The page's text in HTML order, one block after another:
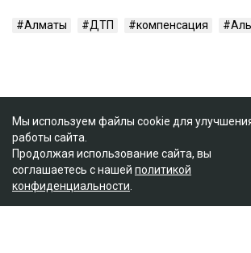
Алматы ДТП компенсация
Мы используем файлы cookie для
работы сайта.
Продолжая использование сайта, вы
соглашаетесь с нашей политикой
конфиденциальности